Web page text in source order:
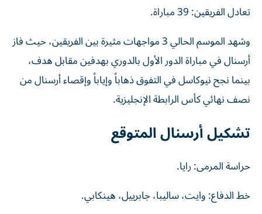
تعادل الفريقين: 39 مباراة.
وشهد الموسم الحالي 3 مواجهات مثيرة بين الفريقين، حيث فاز
أرسنال في مباراة الدور الأول بالدوري بهدفين مقابل هدف،
بينما نجح نيوكاسل في التفوق ذهاباً وإياباً وإقصاء أرسنال من
نصف نهائي كأس الرابطة الإنجليزية.
تشكيل أرسنال المتوقع
حراسة المرمى: رايا.
خط الدفاع: وايت، ساليبا، جابرييل، هينكابي.